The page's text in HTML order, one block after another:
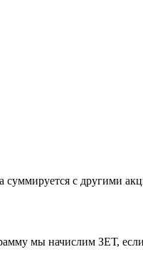
суммируется с другими
мы начислим ЗЕТ,